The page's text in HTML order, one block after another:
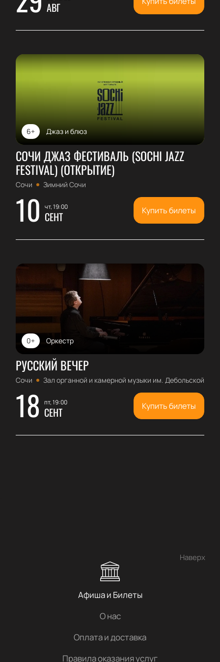
АВГ
Джаз и блюз
6+
СОЧИ ДЖАЗ ФЕСТИВАЛЬ (SOCHI JAZZ
FESTIVAL) (ОТКРЫТИЕ)
Сочи Зимний Сочи
10 чт, 19:00
СЕНТ Купить билеты
Оркестр
0+
РУССКИЙ ВЕЧЕР
Сочи Зал органной и камерной музыки им. Дебольской
18 пт, 19:00
СЕНТ Купить билеты
Наверх
Афиша и Билеты
О нас
Оплата и доставка
Правила оказания услуг